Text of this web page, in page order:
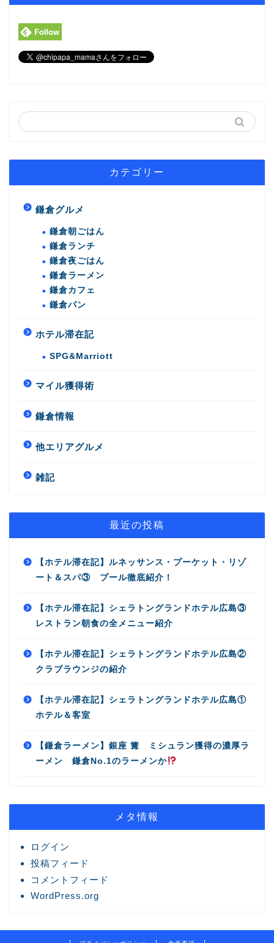
カテゴリー
鎌倉グルメ
鎌倉朝ごはん
鎌倉ランチ
鎌倉夜ごはん
鎌倉ラーメン
鎌倉カフェ
鎌倉パン
ホテル滞在記
SPG&Marriott
マイル獲得術
鎌倉情報
他エリアグルメ
雑記
最近の投稿
【ホテル滞在記】ルネッサンス・プーケット・リゾ
ート＆スパ③ プール徹底紹介！
【ホテル滞在記】シェラトングランドホテル広島③
レストラン朝食の全メニュー紹介
【ホテル滞在記】シェラトングランドホテル広島②
クラブラウンジの紹介
【ホテル滞在記】シェラトングランドホテル広島①
ホテル＆客室
【鎌倉ラーメン】銀座 篝 ミシュラン獲得の濃厚ラ
ーメン 鎌倉No.1のラーメンか
メタ情報
ログイン
投稿フィード
コメントフィード
WordPress.org